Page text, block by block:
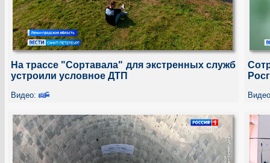
На трассе "Сортавала" для экстренных служб
устроили условное ДТП
Видео: